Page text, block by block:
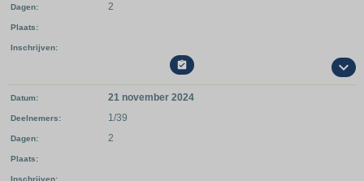
Dagen 2
Plaats
Inschrijven

Datum 21 november 2024
Deelnemers 1/39
Dagen 2
Plaats
Inschrijven